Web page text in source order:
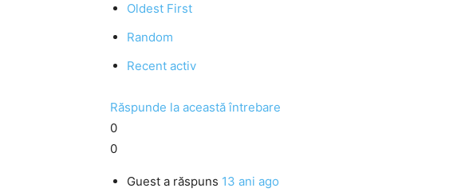
Oldest First
Random
Recent activ
Răspunde la această întrebare
0
0
Guest a răspuns 13 ani ago